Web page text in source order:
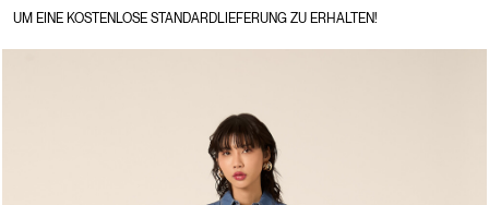
UM EINE KOSTENLOSE STANDARDLIEFERUNG ZU ERHALTEN!